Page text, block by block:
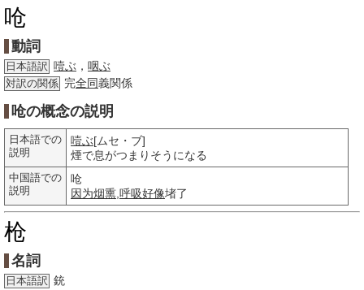
呛
動詞
日本語訳 噎ぶ ， 咽ぶ
対訳の関係 完全同義関係
呛の概念の説明
日本語での
説明
噎ぶ[ムセ・ブ]
煙で息がつまりそうになる
中国語での
説明
呛
因为烟熏 呼吸好像堵了
枪
名詞
日本語訳 銃